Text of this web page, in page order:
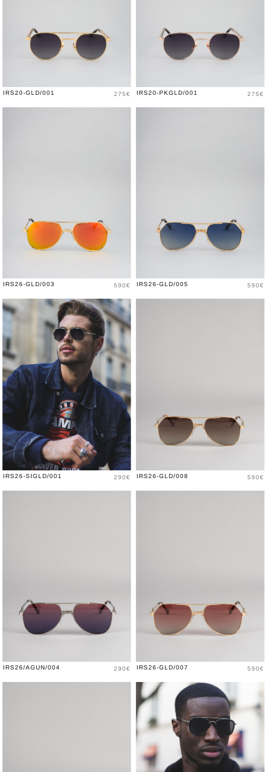
IRS20-GLD/001 Prix
275€ IRS20-PKGLD/001 Prix
275€
IRS26-GLD/003 Prix
590€ IRS26-GLD/005 Prix
590€
IRS26-SIGLD/001 Prix
290€ IRS26-GLD/008 Prix
590€
IRS26/AGUN/004 Prix
290€ IRS26-GLD/007 Prix
590€